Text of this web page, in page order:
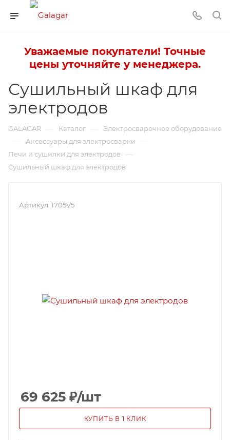
Уважаемые покупатели! Точные
цены уточняйте у менеджера.
Сушильный шкаф для
электродов
GALAGAR — Каталог — Электросварочное оборудование
— Аксессуары для электросварки —
Печи и сушилки для электродов —
Сушильный шкаф для электродов
Артикул: 1705V5
69 625 ₽/шт
КУПИТЬ В 1 КЛИК